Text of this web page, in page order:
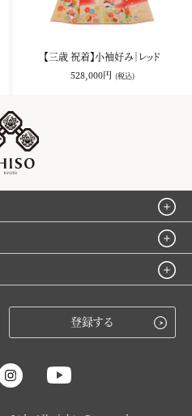
【三歳 祝着】小袖好み｜レッド
528,000円 (税込)
登録する